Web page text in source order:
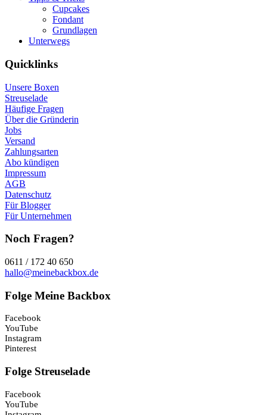
Cupcakes
Fondant
Grundlagen
Unterwegs
Quicklinks
Unsere Boxen
Streuselade
Häufige Fragen
Über die Gründerin
Jobs
Versand
Zahlungsarten
Abo kündigen
Impressum
AGB
Datenschutz
Für Blogger
Für Unternehmen
Noch Fragen?
0611 / 172 40 650
hallo@meinebackbox.de
Folge Meine Backbox
Facebook
YouTube
Instagram
Pinterest
Folge Streuselade
Facebook
YouTube